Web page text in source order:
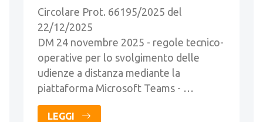
Circolare Prot. 66195/2025 del
22/12/2025
DM 24 novembre 2025 - regole tecnico-
operative per lo svolgimento delle
udienze a distanza mediante la
piattaforma Microsoft Teams - …
LEGGI